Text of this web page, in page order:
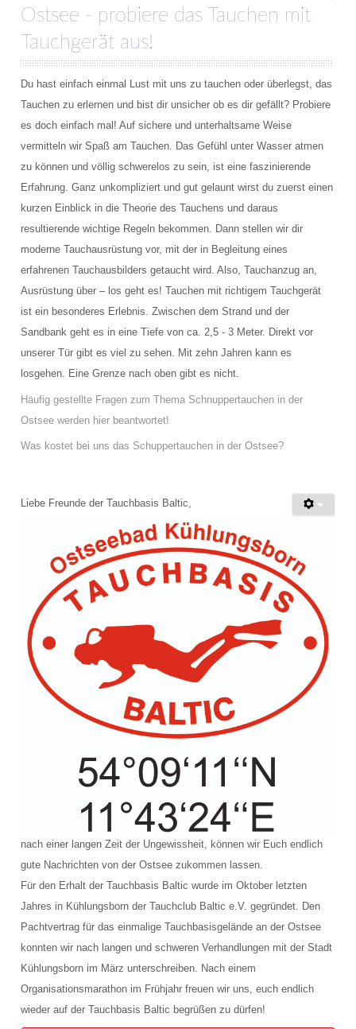
Ostsee - probiere das Tauchen mit
Tauchgerät aus!
Du hast einfach einmal Lust mit uns zu tauchen oder überlegst, das
Tauchen zu erlernen und bist dir unsicher ob es dir gefällt? Probiere
es doch einfach mal! Auf sichere und unterhaltsame Weise
vermitteln wir Spaß am Tauchen. Das Gefühl unter Wasser atmen
zu können und völlig schwerelos zu sein, ist eine faszinierende
Erfahrung. Ganz unkompliziert und gut gelaunt wirst du zuerst einen
kurzen Einblick in die Theorie des Tauchens und daraus
resultierende wichtige Regeln bekommen. Dann stellen wir dir
moderne Tauchausrüstung vor, mit der in Begleitung eines
erfahrenen Tauchausbilders getaucht wird. Also, Tauchanzug an,
Ausrüstung über – los geht es! Tauchen mit richtigem Tauchgerät
ist ein besonderes Erlebnis. Zwischen dem Strand und der
Sandbank geht es in eine Tiefe von ca. 2,5 - 3 Meter. Direkt vor
unserer Tür gibt es viel zu sehen. Mit zehn Jahren kann es
losgehen. Eine Grenze nach oben gibt es nicht.
Häufig gestellte Fragen zum Thema Schnuppertauchen in der
Ostsee werden hier beantwortet!
Was kostet bei uns das Schuppertauchen in der Ostsee?
Liebe Freunde der Tauchbasis Baltic,
nach einer langen Zeit der Ungewissheit, können wir Euch endlich
gute Nachrichten von der Ostsee zukommen lassen.
Für den Erhalt der Tauchbasis Baltic wurde im Oktober letzten
Jahres in Kühlungsborn der Tauchclub Baltic e.V. gegründet. Den
Pachtvertrag für das einmalige Tauchbasisgelände an der Ostsee
konnten wir nach langen und schweren Verhandlungen mit der Stadt
Kühlungsborn im März unterschreiben. Nach einem
Organisationsmarathon im Frühjahr freuen wir uns, euch endlich
wieder auf der Tauchbasis Baltic begrüßen zu dürfen!